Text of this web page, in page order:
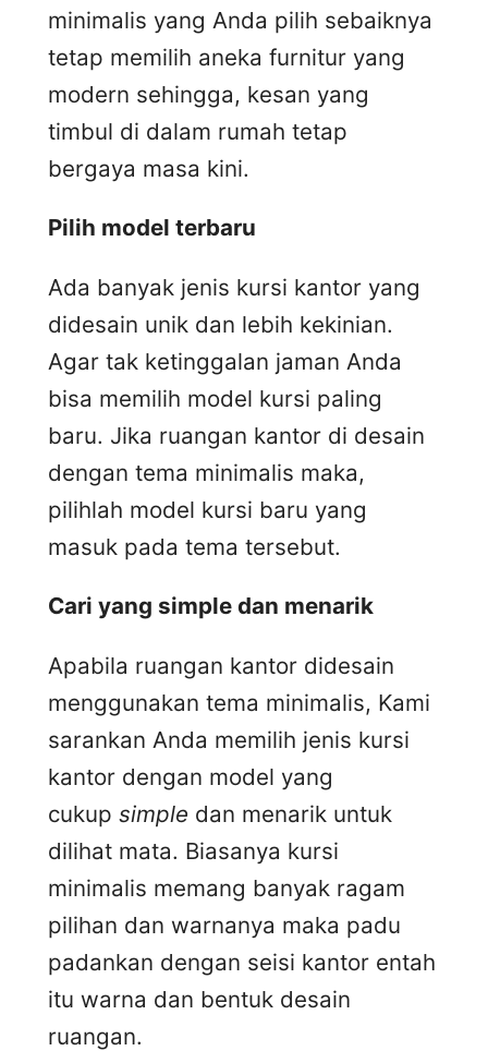
minimalis yang Anda pilih sebaiknya
tetap memilih aneka furnitur yang
modern sehingga, kesan yang
timbul di dalam rumah tetap
bergaya masa kini.
Pilih model terbaru
Ada banyak jenis kursi kantor yang
didesain unik dan lebih kekinian.
Agar tak ketinggalan jaman Anda
bisa memilih model kursi paling
baru. Jika ruangan kantor di desain
dengan tema minimalis maka,
pilihlah model kursi baru yang
masuk pada tema tersebut.
Cari yang simple dan menarik
Apabila ruangan kantor didesain
menggunakan tema minimalis, Kami
sarankan Anda memilih jenis kursi
kantor dengan model yang
cukup simple dan menarik untuk
dilihat mata. Biasanya kursi
minimalis memang banyak ragam
pilihan dan warnanya maka padu
padankan dengan seisi kantor entah
itu warna dan bentuk desain
ruangan.